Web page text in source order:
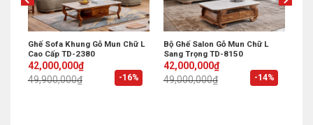
-16%
Ghế Sofa Khung Gỗ Mun Chữ L
Cao Cấp TD-2380
49,900,000₫
Original
price
was:
42,000,000₫
Current
price
is:
-14%
Bộ Ghế Salon Gỗ Mun Chữ L
Sang Trọng TD-8150
49,000,000₫
Original
price
was:
42,000,000₫
Current
price
is: